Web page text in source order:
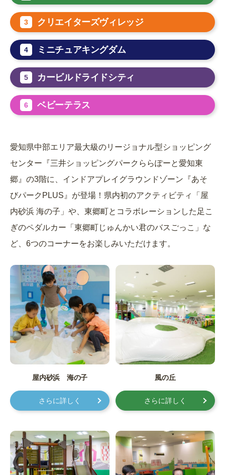
3 クリエイターズヴィレッジ
4 ミニチュアキングダム
5 カービルドライドシティ
6 ベビーテラス
愛知県中部エリア最大級のリージョナル型ショッピング
センター『三井ショッピングパークららぽーと愛知東
郷』の3階に、インドアプレイグラウンドゾーン『あそ
びパークPLUS』が登場！県内初のアクティビティ「屋
内砂浜 海の子」や、東郷町とコラボレーションした足こ
ぎのペダルカー「東郷町じゅんかい君のバスごっこ」な
ど、6つのコーナーをお楽しみいただけます。
屋内砂浜 海の子
さらに詳しく
風の丘
さらに詳しく